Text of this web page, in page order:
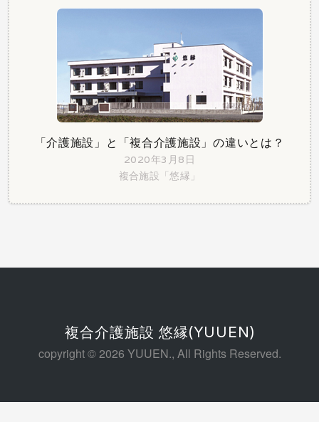
「介護施設」と「複合介護施設」の違いとは？
2020年3月8日
複合施設「悠縁」
複合介護施設 悠縁(YUUEN)
copyright © 2026 YUUEN., All Rights Reserved.